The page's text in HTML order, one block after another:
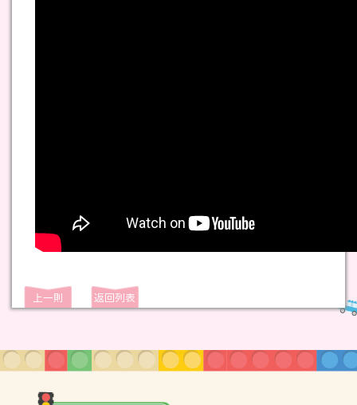
上一則 返回列表